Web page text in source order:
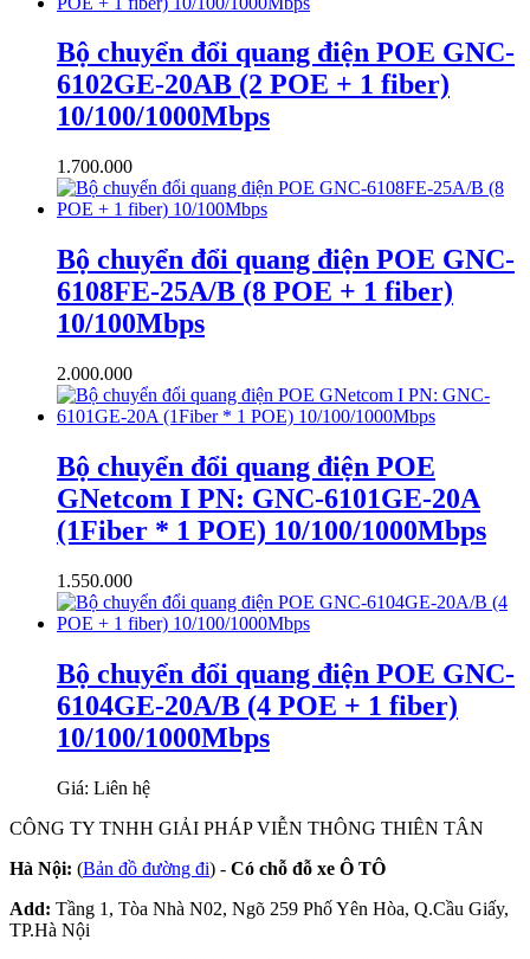
Bộ chuyển đổi quang điện POE GNC-
6102GE-20AB (2 POE + 1 fiber)
10/100/1000Mbps
1.700.000
Bộ chuyển đổi quang điện POE GNC-
6108FE-25A/B (8 POE + 1 fiber)
10/100Mbps
2.000.000
Bộ chuyển đổi quang điện POE
GNetcom I PN: GNC-6101GE-20A
(1Fiber * 1 POE) 10/100/1000Mbps
1.550.000
Bộ chuyển đổi quang điện POE GNC-
6104GE-20A/B (4 POE + 1 fiber)
10/100/1000Mbps
Giá: Liên hệ
CÔNG TY TNHH GIẢI PHÁP VIỄN THÔNG THIÊN TÂN
Hà Nội: (Bản đồ đường đi) - Có chỗ đỗ xe Ô TÔ
Add: Tầng 1, Tòa Nhà N02, Ngõ 259 Phố Yên Hòa, Q.Cầu Giấy,
TP.Hà Nội